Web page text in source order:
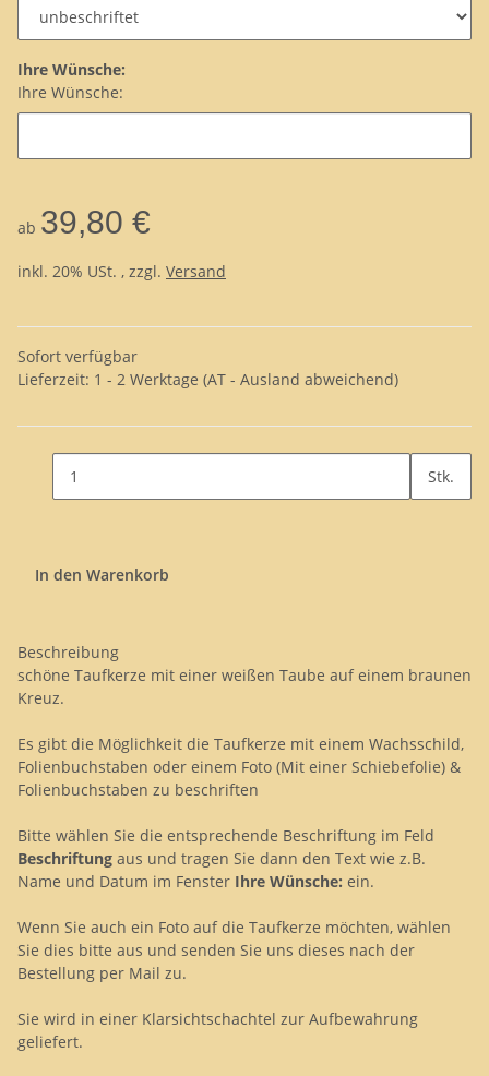
Ihre Wünsche:
Ihre Wünsche:
ab 39,80 €
inkl. 20% USt. , zzgl. Versand
Sofort verfügbar
Lieferzeit: 1 - 2 Werktage (AT - Ausland abweichend)
Stk.
In den Warenkorb
Beschreibung
schöne Taufkerze mit einer weißen Taube auf einem braunen
Kreuz.
Es gibt die Möglichkeit die Taufkerze mit einem Wachsschild,
Folienbuchstaben oder einem Foto (Mit einer Schiebefolie) &
Folienbuchstaben zu beschriften
Bitte wählen Sie die entsprechende Beschriftung im Feld
Beschriftung aus und tragen Sie dann den Text wie z.B.
Name und Datum im Fenster Ihre Wünsche: ein.
Wenn Sie auch ein Foto auf die Taufkerze möchten, wählen
Sie dies bitte aus und senden Sie uns dieses nach der
Bestellung per Mail zu.
Sie wird in einer Klarsichtschachtel zur Aufbewahrung
geliefert.